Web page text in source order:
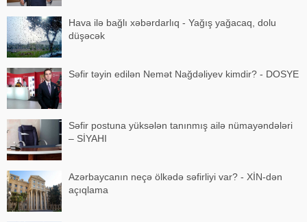
Hava ilə bağlı xəbərdarlıq - Yağış yağacaq, dolu
düşəcək
Səfir təyin edilən Nemət Nağdəliyev kimdir? - DOSYE
Səfir postuna yüksələn tanınmış ailə nümayəndələri
– SİYAHI
Azərbaycanın neçə ölkədə səfirliyi var? - XİN-dən
açıqlama